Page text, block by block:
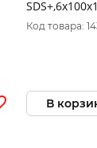
спираль
Код товара:
В